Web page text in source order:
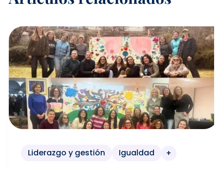
Liderazgo y gestión Igualdad +